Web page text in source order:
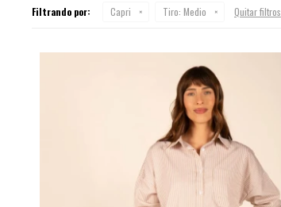
Filtrando por: Capri Tiro: Medio Quitar filtros